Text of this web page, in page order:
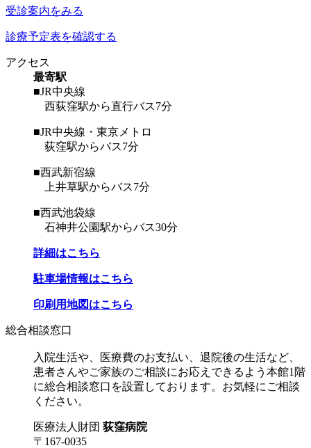
受診案内をみる
診療予定表を確認する
アクセス
最寄駅
■JR中央線
西荻窪駅から直行バス7分
■JR中央線・東京メトロ
荻窪駅からバス7分
■西武新宿線
上井草駅からバス7分
■西武池袋線
石神井公園駅からバス30分
詳細はこちら
駐車場情報はこちら
印刷用地図はこちら
総合相談窓口
入院生活や、医療費のお支払い、退院後の生活など、
患者さんやご家族のご相談にお応えできるよう本館1階
に総合相談窓口を設置しております。お気軽にご相談
ください。
医療法人財団 荻窪病院
〒167-0035